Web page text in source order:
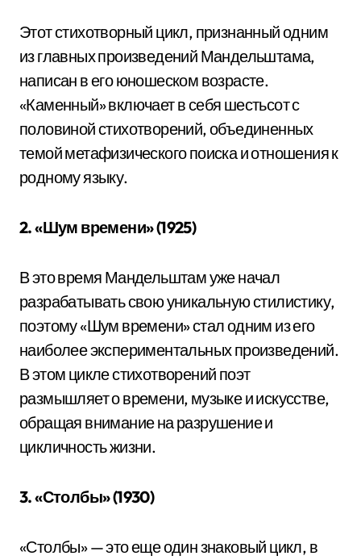
Этот стихотворный цикл, признанный одним
из главных произведений Мандельштама,
написан в его юношеском возрасте.
«Каменный» включает в себя шестьсот с
половиной стихотворений, объединенных
темой метафизического поиска и отношения к
родному языку.
2. «Шум времени» (1925)
В это время Мандельштам уже начал
разрабатывать свою уникальную стилистику,
поэтому «Шум времени» стал одним из его
наиболее экспериментальных произведений.
В этом цикле стихотворений поэт
размышляет о времени, музыке и искусстве,
обращая внимание на разрушение и
цикличность жизни.
3. «Столбы» (1930)
«Столбы» — это еще один знаковый цикл, в